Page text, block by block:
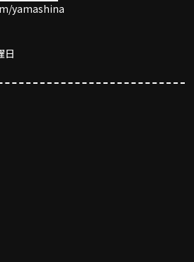
yamashina
日